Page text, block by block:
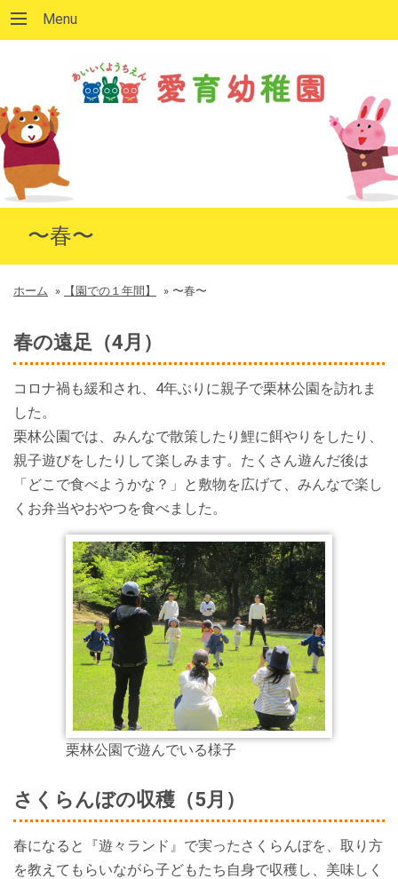
Menu
〜春〜
ホーム » 【園での１年間】 » 〜春〜
春の遠足（4月）
コロナ禍も緩和され、4年ぶりに親子で栗林公園を訪れま
した。
栗林公園では、みんなで散策したり鯉に餌やりをしたり、
親子遊びをしたりして楽しみます。たくさん遊んだ後は
「どこで食べようかな？」と敷物を広げて、みんなで楽し
くお弁当やおやつを食べました。
栗林公園で遊んでいる様子
さくらんぼの収穫（5月）
春になると『遊々ランド』で実ったさくらんぼを、取り方
を教えてもらいながら子どもたち自身で収穫し、美味しく